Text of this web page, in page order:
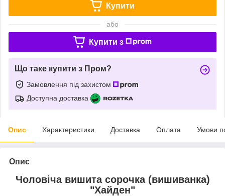
Купити
або
Купити з
Що таке купити з Пром?
Замовлення під захистом
Доступна доставка
Опис Характеристики Доставка Оплата Умови
Опис
Чоловіча вишита сорочка (вишиванка)
"Хайден"